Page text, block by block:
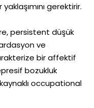
gerektirir.
persistent düşük
ve
bir affektif
bozukluk
occupational